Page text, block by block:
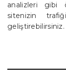
analizleri gibi
sitenizin
geliştirebilirsiniz.